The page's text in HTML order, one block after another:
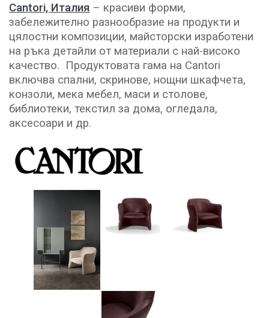
Cantori, Италия – красиви форми,
забележително разнообразие на продукти и
цялостни композиции, майсторски изработени
на ръка детайли от материали с най-високо
качество. Продуктовата гама на Cantori
включва спални, скринове, нощни шкафчета,
конзоли, мека мебел, маси и столове,
библиотеки, текстил за дома, огледала,
аксесоари и др.